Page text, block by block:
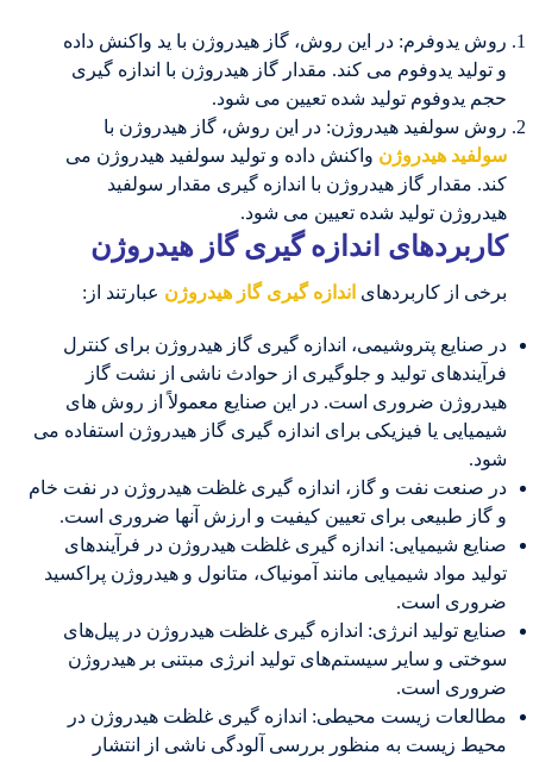
روش یدوفرم: در این روش، گاز هیدروژن با ید واکنش داده
و تولید یدوفوم می کند. مقدار گاز هیدروژن با اندازه گیری
حجم یدوفوم تولید شده تعیین می شود.
روش سولفید هیدروژن: در این روش، گاز هیدروژن با
سولفید هیدروژن واکنش داده و تولید سولفید هیدروژن می
کند. مقدار گاز هیدروژن با اندازه گیری مقدار سولفید
هیدروژن تولید شده تعیین می شود.
کاربردهای اندازه گیری گاز هیدروژن
برخی از کاربردهای اندازه گیری گاز هیدروژن عبارتند از:
در صنایع پتروشیمی، اندازه گیری گاز هیدروژن برای کنترل
فرآیندهای تولید و جلوگیری از حوادث ناشی از نشت گاز
هیدروژن ضروری است. در این صنایع معمولاً از روش های
شیمیایی یا فیزیکی برای اندازه گیری گاز هیدروژن استفاده می
شود.
در صنعت نفت و گاز، اندازه گیری غلظت هیدروژن در نفت خام
و گاز طبیعی برای تعیین کیفیت و ارزش آنها ضروری است.
صنایع شیمیایی: اندازه گیری غلظت هیدروژن در فرآیندهای
تولید مواد شیمیایی مانند آمونیاک، متانول و هیدروژن پراکسید
ضروری است.
صنایع تولید انرژی: اندازه گیری غلظت هیدروژن در پیل‌های
سوختی و سایر سیستم‌های تولید انرژی مبتنی بر هیدروژن
ضروری است.
مطالعات زیست محیطی: اندازه گیری غلظت هیدروژن در
محیط زیست به منظور بررسی آلودگی ناشی از انتشار